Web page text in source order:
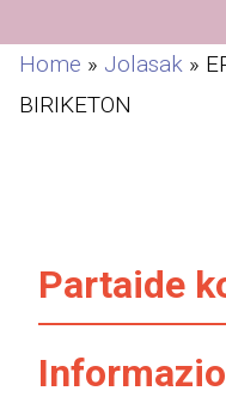
Home » Jolasak »
BIRIKETON
Partaide